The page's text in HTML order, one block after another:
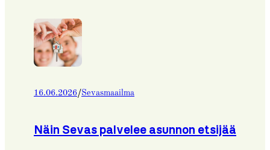
16.06.2026/Sevasmaailma
Näin Sevas palvelee asunnon etsijää